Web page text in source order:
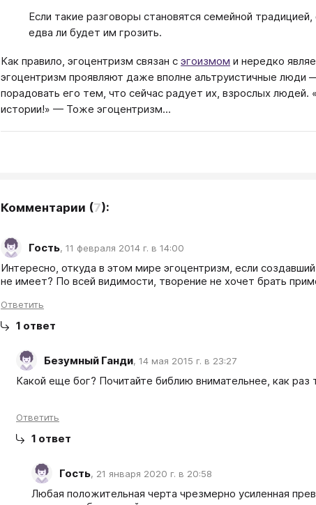
Если такие разговоры становятся семейной
едва ли будет им грозить.
Как правило, эгоцентризм связан с эгоизмом и нередко
эгоцентризм проявляют даже вполне альтруистичные люди
порадовать его тем, что сейчас радует их, взрослых
истории!» — Тоже эгоцентризм...
Комментарии (7):
Гость, 11 февраля 2014 г. в 14:00
Интересно, откуда в этом мире эгоцентризм, если
не имеет? По всей видимости, творение не хочет брать
Ответить
1 ответ
Безумный Ганди, 14 мая 2015 г. в 23:27
Какой еще бог? Почитайте библию внимательнее, как
Ответить
1 ответ
Гость, 21 января 2020 г. в 20:58
Любая положительная черта чрезмерно усиленная